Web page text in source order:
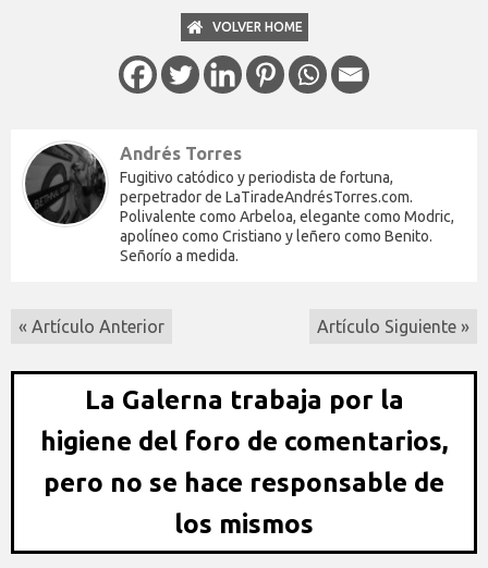
VOLVER HOME
Andrés Torres
Fugitivo catódico y periodista de fortuna,
perpetrador de LaTiradeAndrésTorres.com.
Polivalente como Arbeloa, elegante como Modric,
apolíneo como Cristiano y leñero como Benito.
Señorío a medida.
« Artículo Anterior Artículo Siguiente »
La Galerna trabaja por la
higiene del foro de comentarios,
pero no se hace responsable de
los mismos